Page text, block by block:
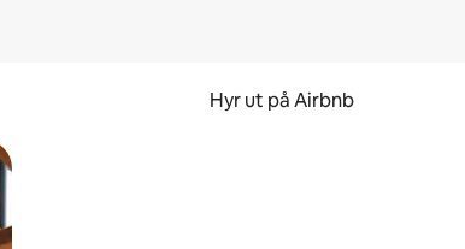
Hyr ut på Airbnb